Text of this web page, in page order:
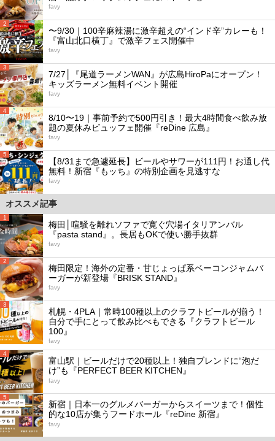
favy
2
〜9/30｜100辛麻辣湯に激辛超えの“インド辛”カレーも！
『富山北口横丁』で激辛フェス開催中
favy
3
7/27│『尾道ラーメンWAN』が広島HiroPaにオープン！
キッズラーメン無料イベント開催
favy
4
8/10〜19｜事前予約で500円引き！最大4時間食べ飲み放
題の夏休みビュッフェ開催『reDine 広島』
favy
5
【8/31まで急遽延長】ビールやサワーが111円！お通し代
無料！新宿『もッち』の特別企画を見逃すな
favy
オススメ記事
1
梅田│喧騒を離れソファで寛ぐ穴場イタリアンバル
『pasta stand』。長居もOKで使い勝手抜群
favy
2
梅田限定！海外の定番・甘じょっぱ系ベーコンジャムバ
ーガーが新登場『BRISK STAND』
favy
3
札幌・4PLA｜常時100種以上のクラフトビールが揃う！
自分で手にとって飲み比べもできる『クラフトビール
100』
favy
4
富山駅｜ビールだけで20種以上！独自ブレンドに“泡だ
け”も『PERFECT BEER KITCHEN』
favy
5
新宿｜日本一のグルメバーガーからスイーツまで！個性
的な10店が集うフードホール『reDine 新宿』
favy